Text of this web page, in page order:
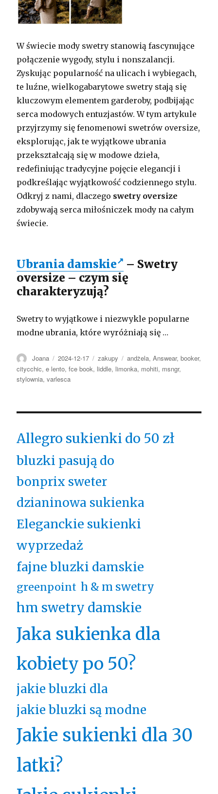
W świecie mody swetry stanowią fascynujące
połączenie wygody, stylu i nonszalancji.
Zyskując popularność na ulicach i wybiegach,
te luźne, wielkogabarytowe swetry stają się
kluczowym elementem garderoby, podbijając
serca modowych entuzjastów. W tym artykule
przyjrzymy się fenomenowi swetrów oversize,
eksplorując, jak te wyjątkowe ubrania
przekształcają się w modowe dzieła,
redefiniując tradycyjne pojęcie elegancji i
podkreślając wyjątkowość codziennego stylu.
Odkryj z nami, dlaczego swetry oversize
zdobywają serca miłośniczek mody na całym
świecie.
Ubrania damskie
– Swetry
oversize – czym się
charakteryzują?
Swetry to wyjątkowe i niezwykle popularne
modne ubrania, które wyróżniają się …
Autor
Joana Opublikowano
2024-12-17 Kategorie
zakupy Tagi
andżela,Answear,booker,
citycchic,e lento,fce book, liddle, limonka, mohiti, msngr,
stylownia,varlesca
Allegro sukienki do 50 zł
bluzki pasują do
bonprix sweter
dzianinowa sukienka
Eleganckie sukienki
wyprzedaż
fajne bluzki damskie
greenpoint h & m swetry
hm swetry damskie
Jaka sukienka dla
kobiety po 50?
jakie bluzki dla
jakie bluzki są modne
Jakie sukienki dla 30
latki?